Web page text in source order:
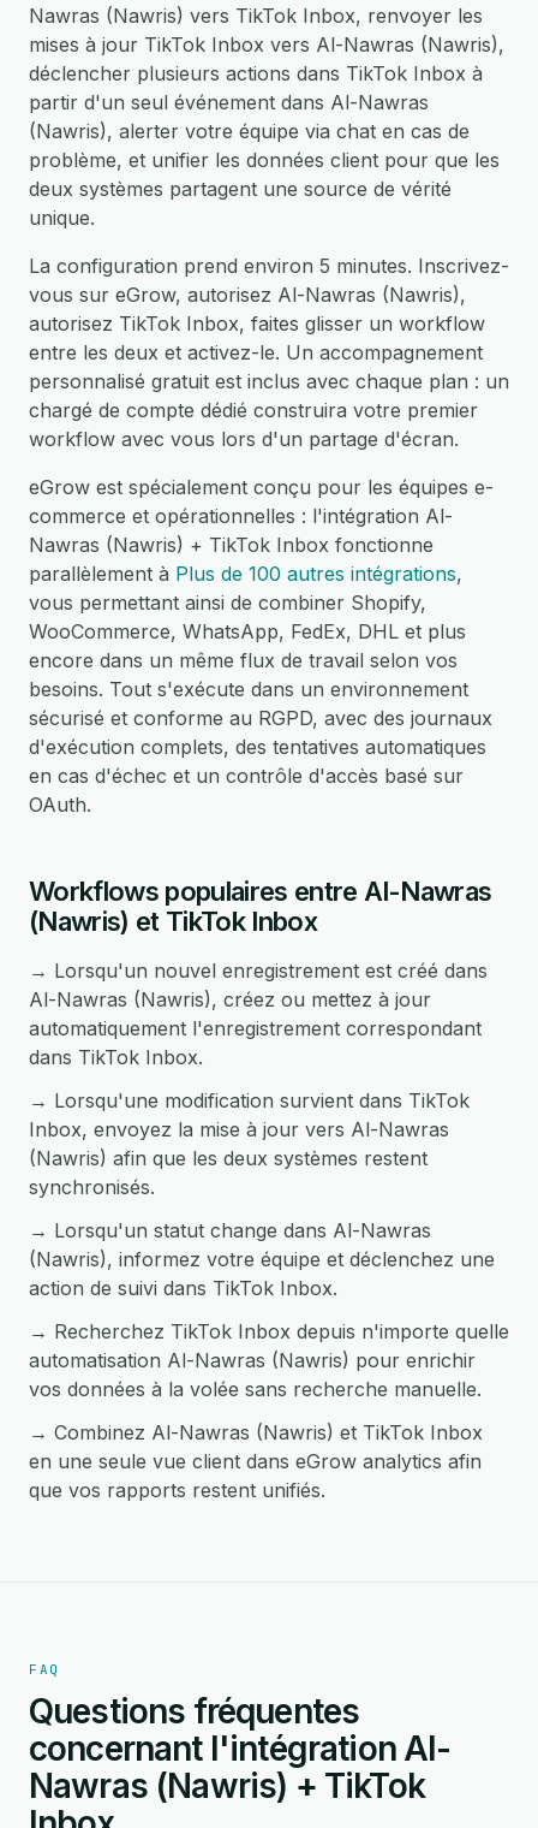
Nawras (Nawris) vers TikTok Inbox, renvoyer les
mises à jour TikTok Inbox vers Al-Nawras (Nawris),
déclencher plusieurs actions dans TikTok Inbox à
partir d'un seul événement dans Al-Nawras
(Nawris), alerter votre équipe via chat en cas de
problème, et unifier les données client pour que les
deux systèmes partagent une source de vérité
unique.
La configuration prend environ 5 minutes. Inscrivez-
vous sur eGrow, autorisez Al-Nawras (Nawris),
autorisez TikTok Inbox, faites glisser un workflow
entre les deux et activez-le. Un accompagnement
personnalisé gratuit est inclus avec chaque plan : un
chargé de compte dédié construira votre premier
workflow avec vous lors d'un partage d'écran.
eGrow est spécialement conçu pour les équipes e-
commerce et opérationnelles : l'intégration Al-
Nawras (Nawris) + TikTok Inbox fonctionne
parallèlement à Plus de 100 autres intégrations,
vous permettant ainsi de combiner Shopify,
WooCommerce, WhatsApp, FedEx, DHL et plus
encore dans un même flux de travail selon vos
besoins. Tout s'exécute dans un environnement
sécurisé et conforme au RGPD, avec des journaux
d'exécution complets, des tentatives automatiques
en cas d'échec et un contrôle d'accès basé sur
OAuth.
Workflows populaires entre Al-Nawras
(Nawris) et TikTok Inbox
→ Lorsqu'un nouvel enregistrement est créé dans
Al-Nawras (Nawris), créez ou mettez à jour
automatiquement l'enregistrement correspondant
dans TikTok Inbox.
→ Lorsqu'une modification survient dans TikTok
Inbox, envoyez la mise à jour vers Al-Nawras
(Nawris) afin que les deux systèmes restent
synchronisés.
→ Lorsqu'un statut change dans Al-Nawras
(Nawris), informez votre équipe et déclenchez une
action de suivi dans TikTok Inbox.
→ Recherchez TikTok Inbox depuis n'importe quelle
automatisation Al-Nawras (Nawris) pour enrichir
vos données à la volée sans recherche manuelle.
→ Combinez Al-Nawras (Nawris) et TikTok Inbox
en une seule vue client dans eGrow analytics afin
que vos rapports restent unifiés.
FAQ
Questions fréquentes
concernant l'intégration Al-
Nawras (Nawris) + TikTok